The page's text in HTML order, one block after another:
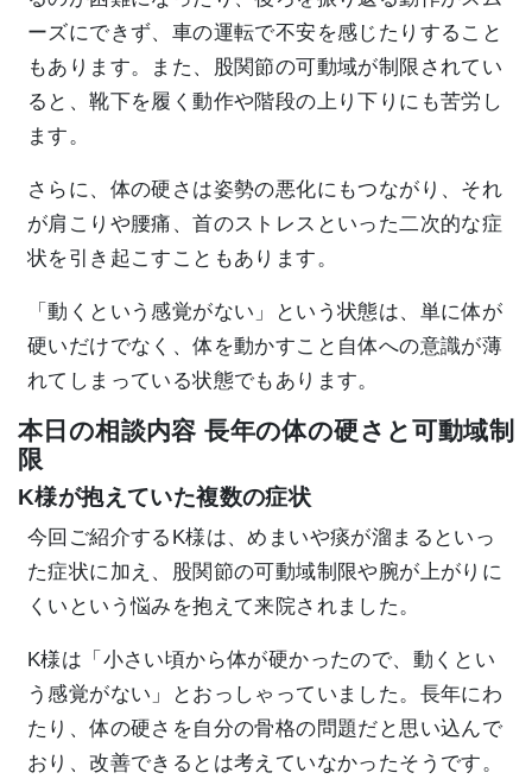
ーズにできず、車の運転で不安を感じたりすること
もあります。また、股関節の可動域が制限されてい
ると、靴下を履く動作や階段の上り下りにも苦労し
ます。
さらに、体の硬さは姿勢の悪化にもつながり、それ
が肩こりや腰痛、首のストレスといった二次的な症
状を引き起こすこともあります。
「動くという感覚がない」という状態は、単に体が
硬いだけでなく、体を動かすこと自体への意識が薄
れてしまっている状態でもあります。
本日の相談内容 長年の体の硬さと可動域制
限
K様が抱えていた複数の症状
今回ご紹介するK様は、めまいや痰が溜まるといっ
た症状に加え、股関節の可動域制限や腕が上がりに
くいという悩みを抱えて来院されました。
K様は「小さい頃から体が硬かったので、動くとい
う感覚がない」とおっしゃっていました。長年にわ
たり、体の硬さを自分の骨格の問題だと思い込んで
おり、改善できるとは考えていなかったそうです。